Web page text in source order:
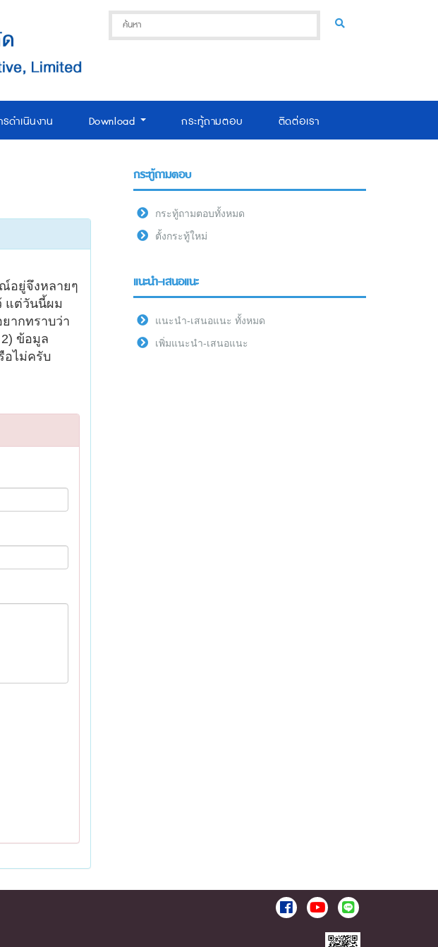
ดำเนินงาน Download กระทู้ถามตอบ ติดต่อเรา
อยู่จึงหลายๆ
แต่วันนี้ผม
ากทราบว่า
ข้อมูล
อไม่ครับ
กระทู้ถามตอบ
กระทู้ถามตอบทั้งหมด
ตั้งกระทู้ใหม่
แนะนำ-เสนอแนะ
แนะนำ-เสนอแนะ ทั้งหมด
เพิ่มแนะนำ-เสนอแนะ